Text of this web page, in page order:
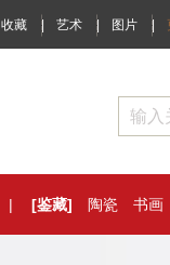
收藏 | 艺术 | 图片 |
| [鉴藏] 陶瓷 书画